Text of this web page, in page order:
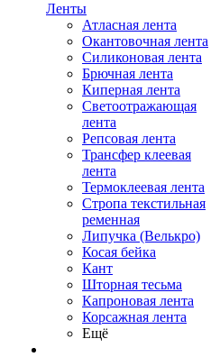
Ленты
Атласная лента
Окантовочная лента
Силиконовая лента
Брючная лента
Киперная лента
Светоотражающая
лента
Репсовая лента
Трансфер клеевая
лента
Термоклеевая лента
Стропа текстильная
ременная
Липучка (Велькро)
Косая бейка
Кант
Шторная тесьма
Капроновая лента
Корсажная лента
Ещё